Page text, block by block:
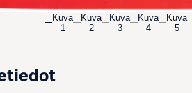
Kuva
1
Kuva
2
Kuva
3
Kuva
4
Kuva
5